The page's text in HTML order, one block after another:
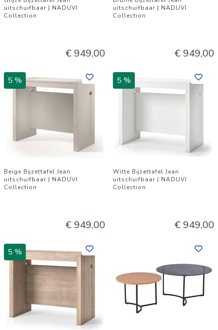
uitschuifbaar | NADUVI
Collection
€ 949,00
uitschuifbaar | NADUVI
Collection
€ 949,00
5 %
Beige Bijzettafel Jean
uitschuifbaar | NADUVI
Collection
€ 949,00
5 %
Witte Bijzettafel Jean
uitschuifbaar | NADUVI
Collection
€ 949,00
5 %